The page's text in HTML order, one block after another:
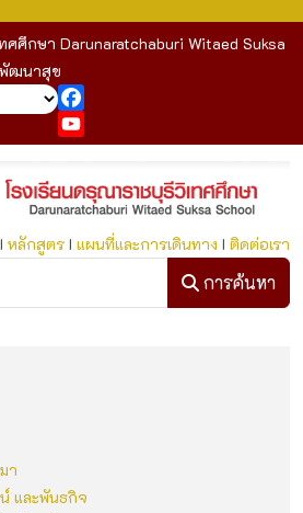
ศึกษา Darunaratchaburi Witaed Suksa
ฒนาสุข
YouTube
หลักสูตรI แผนที่และการเดินทาง I ติดต่อเรา
ก
การค้นหา
า
และพันธกิจ